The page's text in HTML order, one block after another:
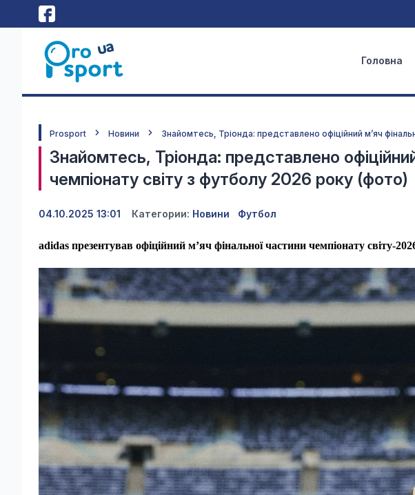
Головна
Prosport Новини Знайомтесь, Тріонда: представлено офіційний м’яч
Знайомтесь, Тріонда: представлено офіційний
чемпіонату світу з футболу 2026 року (фото)
04.10.2025 13:01 Категории: Новини Футбол
adidas презентував офіційний м’яч фінальної частини чемпіонату світу-